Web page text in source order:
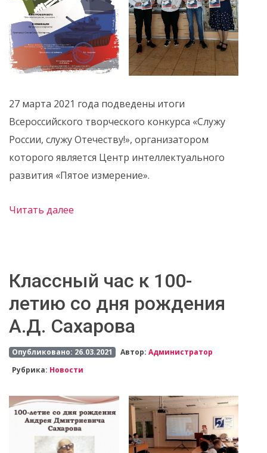
27 марта 2021 года подведены итоги
Всероссийского творческого конкурса «Служу
России, служу Отечеству!», организатором
которого является Центр интеллектуального
развития «Пятое измерение».
Читать далее
Классный час к 100-
летию со дня рождения
А.Д. Сахарова
Опубликовано: 26.03.2021 Автор:Администратор
Рубрика: Новости